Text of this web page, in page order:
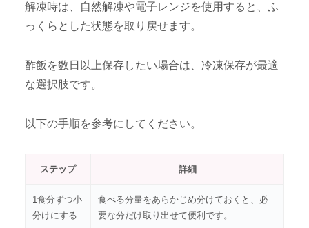
解凍時は、自然解凍や電子レンジを使用すると、ふ
っくらとした状態を取り戻せます。
酢飯を数日以上保存したい場合は、冷凍保存が最適
な選択肢です。
以下の手順を参考にしてください。
ステップ 詳細
1食分ずつ小
分けにする
食べる分量をあらかじめ分けておくと、必
要な分だけ取り出せて便利です。